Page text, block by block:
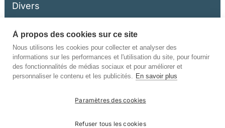
Divers
Ce site a été réalisé avec l’aide de la Région Auvergne Rhône-Alpes et de la
Drac Rhône-Alpes.
©Champ Vallon. Tous droits réservés.
À propos des cookies sur ce site
Nous utilisons les cookies pour collecter et analyser des
informations sur les performances et l'utilisation du site, pour fournir
des fonctionnalités de médias sociaux et pour améliorer et
personnaliser le contenu et les publicités. En savoir plus
Paramètres des cookies
Refuser tous les cookies